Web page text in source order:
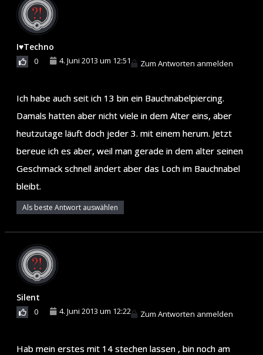
I♥Techno
0 4. Juni 2013 um 12:51 Zum Antworten anmelden
Ich habe auch seit ich 13 bin ein Bauchnabelpiercing.
Damals hatten aber nicht viele in dem Alter eins, aber
heutzutage läuft doch jeder 3. mit einem herum. Jetzt
bereue ich es aber, weil man gerade in dem alter seinen
Geschmack schnell ändert aber das Loch im Bauchnabel
bleibt.
Als beste Antwort auswählen
Silent
0 4. Juni 2013 um 12:22 Zum Antworten anmelden
Hab mein erstes mit 14 stechen lassen , bin noch am